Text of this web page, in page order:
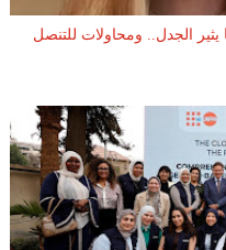
الجدل.. ومحاولات للتنصل